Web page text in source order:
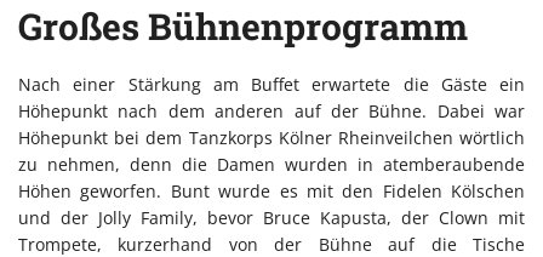
Großes Bühnenprogramm
Nach einer Stärkung am Buffet erwartete die Gäste ein
Höhepunkt nach dem anderen auf der Bühne. Dabei war
Höhepunkt bei dem Tanzkorps Kölner Rheinveilchen wörtlich
zu nehmen, denn die Damen wurden in atemberaubende
Höhen geworfen. Bunt wurde es mit den Fidelen Kölschen
und der Jolly Family, bevor Bruce Kapusta, der Clown mit
Trompete, kurzerhand von der Bühne auf die Tische